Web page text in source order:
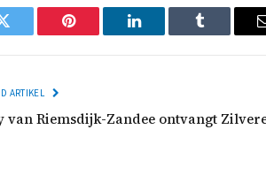
Twitter Pinterest LinkedIn Tumblr
ARTIKEL
van Riemsdijk-Zandee ontvangt